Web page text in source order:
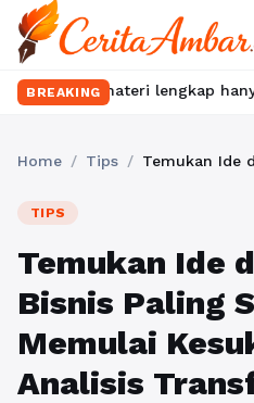
BREAKING
lengkap hanya di
Home / Tips /
TIPS
Temukan Ide
Bisnis Paling
Memulai
Analisis